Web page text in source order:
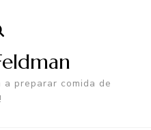
a preparar comida de